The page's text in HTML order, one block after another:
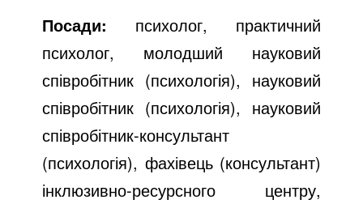
Посади: психолог, практичний
психолог, молодший науковий
співробітник (психологія), науковий
співробітник (психологія), науковий
співробітник-консультант
(психологія), фахівець (консультант)
інклюзивно-ресурсного центру,